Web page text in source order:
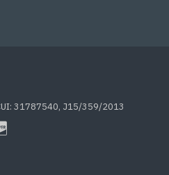
31787540, J15/359/2013